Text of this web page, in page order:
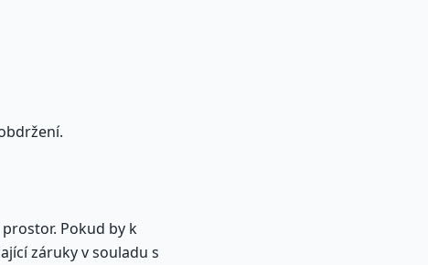
Pokud by k
záruky v souladu s